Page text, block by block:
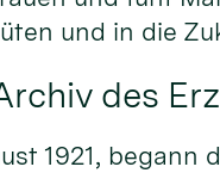
und in die
des
1921,